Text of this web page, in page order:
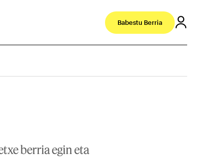
Babestu Berria
berria egin eta